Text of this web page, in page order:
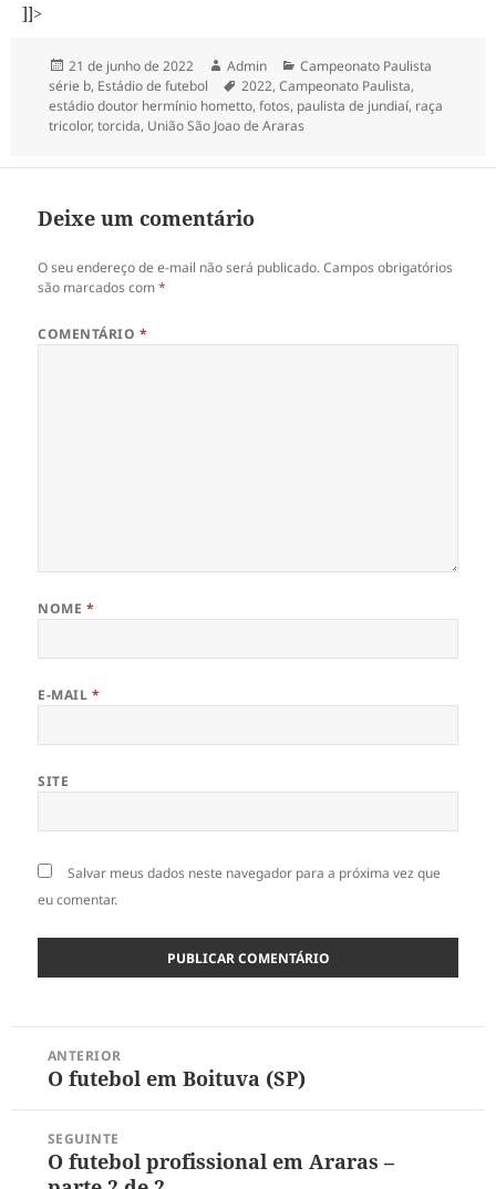
]]>
Publicado
em
21 de junho de 2022 Autor
Admin Categorias
Campeonato Paulista
série b, Estádio de futebol Tags
2022,Campeonato Paulista,
estádio doutor hermínio hometto,fotos, paulista de jundiaí, raça
tricolor,torcida, União São Joao de Araras
Deixe um comentário
O seu endereço de e-mail não será publicado. Campos obrigatórios
são marcados com*
COMENTÁRIO *
NOME *
E-MAIL *
SITE
Salvar meus dados neste navegador para a próxima vez que
eu comentar.
ANTERIOR
Post
O futebol em Boituva (SP)
SEGUINTE
Próximo
O futebol profissional em Araras –